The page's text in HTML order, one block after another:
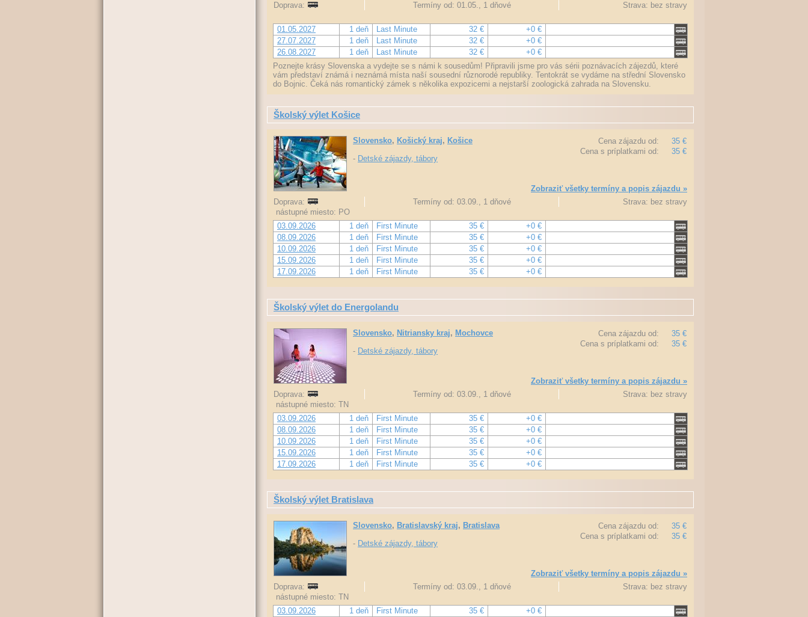
Doprava:
Termíny od: 01.05., 1 dňové Strava: bez stravy
01.05.2027 1 deň Last Minute 32 €
+0 €
27.07.2027
1 deň Last Minute 32 €
+0 €
26.08.2027
1 deň Last Minute 32 €
+0 €
Poznejte krásy Slovenska a vydejte se s námi k sousedům! Připravili jsme pro vás sérii poznávacích zájezdů, které
vám představí známá i neznámá místa naší sousední různorodé republiky. Tentokrát se vydáme na střední Slovensko
do Bojnic. Čeká nás romantický zámek s několika expozicemi a nejstarší zoologická zahrada na Slovensku.
Školský výlet Košice
Cena zájazdu od:
35 €
Cena s príplatkami od:
35 €
Slovensko, Košický kraj, Košice
- Detské zájazdy, tábory
Zobraziť všetky termíny a popis zájazdu »
Doprava:
Termíny od: 03.09., 1 dňové
Strava: bez stravy
nástupné miesto: PO
03.09.2026
1 deň First Minute 35 €
+0 €
08.09.2026
1 deň First Minute 35 €
+0 €
10.09.2026
1 deň First Minute 35 €
+0 €
15.09.2026
1 deň First Minute 35 €
+0 €
17.09.2026
1 deň First Minute 35 € +0 €
Školský výlet do Energolandu
Cena zájazdu od:
35 €
Cena s príplatkami od:
35 €
Slovensko, Nitriansky kraj, Mochovce
- Detské zájazdy, tábory
Zobraziť všetky termíny a popis zájazdu »
Doprava:
Termíny od: 03.09., 1 dňové
Strava: bez stravy
nástupné miesto: TN
03.09.2026
1 deň First Minute 35 €
+0 €
08.09.2026
1 deň First Minute 35 €
+0 €
10.09.2026
1 deň First Minute 35 €
+0 €
15.09.2026
1 deň First Minute 35 €
+0 €
17.09.2026
1 deň First Minute 35 € +0 €
Školský výlet Bratislava
Cena zájazdu od:
35 €
Cena s príplatkami od:
35 €
Slovensko, Bratislavský kraj, Bratislava
- Detské zájazdy, tábory
Zobraziť všetky termíny a popis zájazdu »
Doprava:
Termíny od: 03.09., 1 dňové
Strava: bez stravy
nástupné miesto: TN
03.09.2026
1 deň First Minute 35 €
+0 €